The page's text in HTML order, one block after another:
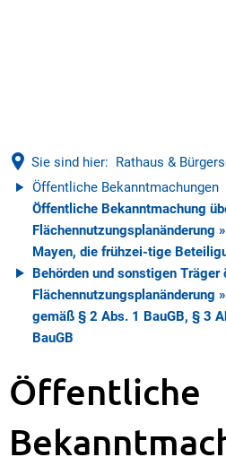
Sie sind hier: Rathaus &
Öffentliche Bekanntmachungen
Öffentliche Bekanntmachung
Flächennutzungsplanänderung
Mayen, die frühzei-tige
Behörden und sonstigen
Flächennutzungsplanänderung
gemäß § 2 Abs. 1 BauGB, § 3
BauGB
Öffentliche